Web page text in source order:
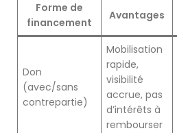
Forme de
financement
Avantages
Don
(avec/sans
contrepartie)
Mobilisation
rapide,
visibilité
accrue, pas
d’intérêts à
rembourser